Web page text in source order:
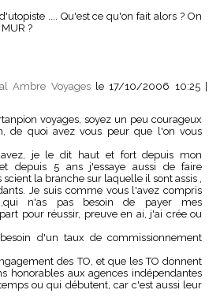
.... Qu'est ce qu'on fait alors ? On
?
Ambre Voyages le 17/10/2006 10:25
voyages, soyez un peu courageux
de quoi avez vous peur que l'on vous
je le dit haut et fort depuis mon
depuis 5 ans j'essaye aussi de faire
la branche sur laquelle il sont assis ,
Je suis comme vous l'avez compris
n'as pas besoin de payer mes
pour réussir, preuve en ai, j'ai crée ou
d'un taux de commissionnement
des TO, et que les TO donnent
honorables aux agences indépendantes
ou qui débutent, car c'est aussi leur